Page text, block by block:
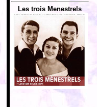
Les trois Menestrels